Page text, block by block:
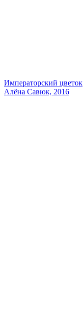
Императорский цветок
Алёна Савюк, 2016